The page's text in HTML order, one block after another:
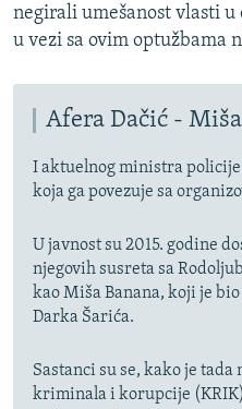
negirali umešanost vlasti u
u vezi sa ovim optužbama
Afera Dačić -
I aktuelnog ministra
koja ga povezuje sa
U javnost su 2015. godine
njegovih susreta sa
kao Miša Banana, koji je
Darka Šarića.
Sastanci su se, kako je
kriminala i korupcije